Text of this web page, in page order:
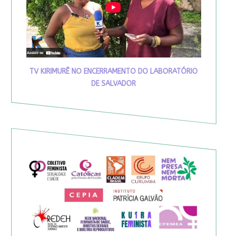
TV KIRIMURÊ NO ENCERRAMENTO DO LABORATÓRIO
DE SALVADOR